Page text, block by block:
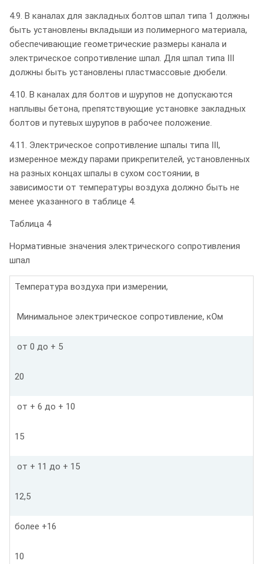
4.9. В каналах для закладных болтов шпал типа 1 должны
быть установлены вкладыши из полимерного материала,
обеспечивающие геометрические размеры канала и
электрическое сопротивление шпал. Для шпал типа III
должны быть установлены пластмассовые дюбели.
4.10. В каналах для болтов и шурупов не допускаются
наплывы бетона, препятствующие установке закладных
болтов и путевых шурупов в рабочее положение.
4.11. Электрическое сопротивление шпалы типа III,
измеренное между парами прикрепителей, установленных
на разных концах шпалы в сухом состоянии, в
зависимости от температуры воздуха должно быть не
менее указанного в таблице 4.
Таблица 4
Нормативные значения электрического сопротивления
шпал
Температура воздуха при измерении,
Минимальное электрическое сопротивление, кОм
от 0 до + 5
20
от + 6 до + 10
15
от + 11 до + 15
12,5
более +16
10